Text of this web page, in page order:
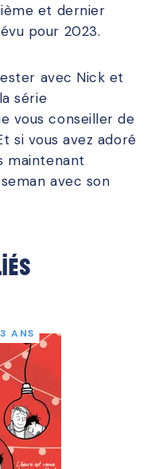
et dernier
pour 2023.
avec Nick et
série
vous conseiller de
si vous avez adoré
maintenant
avec son
ANS